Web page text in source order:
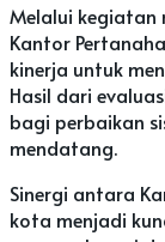
Melalui kegiatan
Kantor
kinerja untuk
Hasil dari
bagi perbaikan
mendatang.
Sinergi antara
kota menjadi